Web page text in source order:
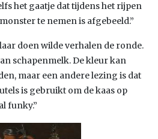
het gaatje dat tijdens het rijpen
te nemen is afgebeeld.”
doen wilde verhalen de ronde.
schapenmelk. De kleur kan
maar een andere lezing is dat
is gebruikt om de kaas op
funky.”